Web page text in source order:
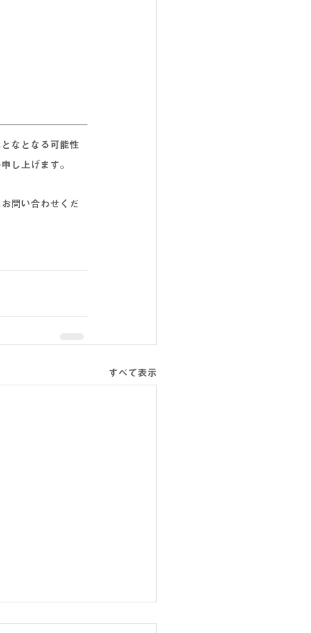
な となる 可能性
し上げます。
問い合わせくだ
すべて表示